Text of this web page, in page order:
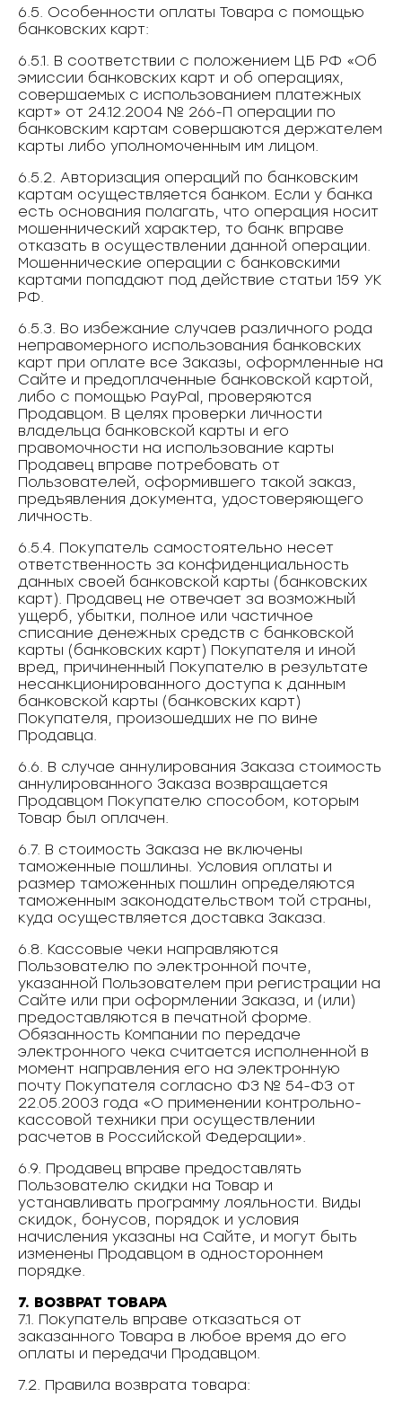
6.5. Особенности оплаты Товара с помощью
банковских карт:
6.5.1. В соответствии с положением ЦБ РФ «Об
эмиссии банковских карт и об операциях,
совершаемых с использованием платежных
карт» от 24.12.2004 № 266-П операции по
банковским картам совершаются держателем
карты либо уполномоченным им лицом.
6.5.2. Авторизация операций по банковским
картам осуществляется банком. Если у банка
есть основания полагать, что операция носит
мошеннический характер, то банк вправе
отказать в осуществлении данной операции.
Мошеннические операции с банковскими
картами попадают под действие статьи 159 УК
РФ.
6.5.3. Во избежание случаев различного рода
неправомерного использования банковских
карт при оплате все Заказы, оформленные на
Сайте и предоплаченные банковской картой,
либо с помощью PayPal, проверяются
Продавцом. В целях проверки личности
владельца банковской карты и его
правомочности на использование карты
Продавец вправе потребовать от
Пользователей, оформившего такой заказ,
предъявления документа, удостоверяющего
личность.
6.5.4. Покупатель самостоятельно несет
ответственность за конфиденциальность
данных своей банковской карты (банковских
карт). Продавец не отвечает за возможный
ущерб, убытки, полное или частичное
списание денежных средств с банковской
карты (банковских карт) Покупателя и иной
вред, причиненный Покупателю в результате
несанкционированного доступа к данным
банковской карты (банковских карт)
Покупателя, произошедших не по вине
Продавца.
6.6. В случае аннулирования Заказа стоимость
аннулированного Заказа возвращается
Продавцом Покупателю способом, которым
Товар был оплачен.
6.7. В стоимость Заказа не включены
таможенные пошлины. Условия оплаты и
размер таможенных пошлин определяются
таможенным законодательством той страны,
куда осуществляется доставка Заказа.
6.8. Кассовые чеки направляются
Пользователю по электронной почте,
указанной Пользователем при регистрации на
Сайте или при оформлении Заказа, и (или)
предоставляются в печатной форме.
Обязанность Компании по передаче
электронного чека считается исполненной в
момент направления его на электронную
почту Покупателя согласно ФЗ № 54-ФЗ от
22.05.2003 года «О применении контрольно-
кассовой техники при осуществлении
расчетов в Российской Федерации».
6.9. Продавец вправе предоставлять
Пользователю скидки на Товар и
устанавливать программу лояльности. Виды
скидок, бонусов, порядок и условия
начисления указаны на Сайте, и могут быть
изменены Продавцом в одностороннем
порядке.
7. ВОЗВРАТ ТОВАРА
7.1. Покупатель вправе отказаться от
заказанного Товара в любое время до его
оплаты и передачи Продавцом.
7.2. Правила возврата товара: